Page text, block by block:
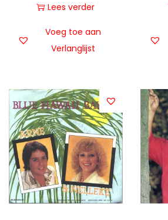
Lees verder
Voeg toe aan
Verlanglijst